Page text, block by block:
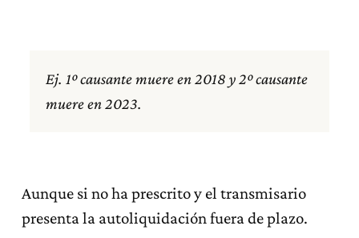
Ej. 1º causante muere en 2018 y 2º causante
muere en 2023.
Aunque si no ha prescrito y el transmisario
presenta la autoliquidación fuera de plazo.